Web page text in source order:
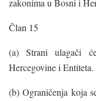
zakonima u Bosni i
Član 15
(a) Strani ulagači
Hercegovine i Entiteta.
(b) Ograničenja koja